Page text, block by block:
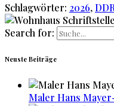
Schlagwörter: 2026,
Search for:
Neuste Beiträge
Maler Hans